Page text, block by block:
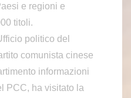
e regioni e
titoli.
politico del
comunista cinese
informazioni
PCC, ha visitato la